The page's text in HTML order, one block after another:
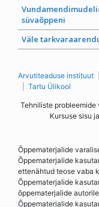
süvaõppeni
Väle
Arvutiteaduse instituut
Tartu Ülikool
Tehniliste
Kursuse sisu
Õppematerjalide
Õppematerjalide
ettenähtud teose vaba
Õppematerjalide
õppematerjalide
Õppematerjalide